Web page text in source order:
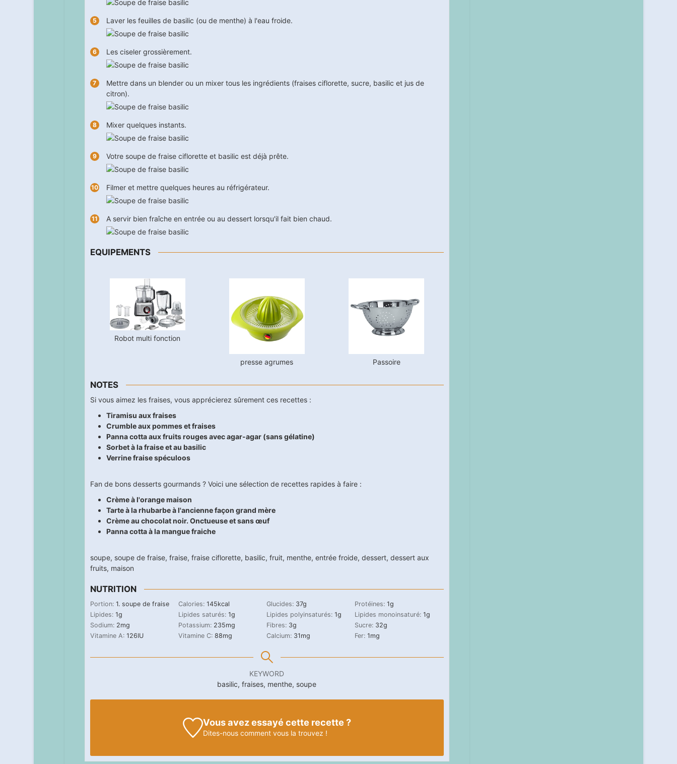
Laver les feuilles de basilic (ou de menthe) à l'eau froide.
Les ciseler grossièrement.
Mettre dans un blender ou un mixer tous les ingrédients (fraises ciflorette, sucre, basilic et jus de
citron).
Mixer quelques instants.
Votre soupe de fraise ciflorette et basilic est déjà prête.
Filmer et mettre quelques heures au réfrigérateur.
A servir bien fraîche en entrée ou au dessert lorsqu'il fait bien chaud.
EQUIPEMENTS
Robot multi fonction
presse agrumes Passoire
NOTES
Si vous aimez les fraises, vous apprécierez sûrement ces recettes :
Tiramisu aux fraises
Crumble aux pommes et fraises
Panna cotta aux fruits rouges avec agar-agar (sans gélatine)
Sorbet à la fraise et au basilic
Verrine fraise spéculoos
Fan de bons desserts gourmands ? Voici une sélection de recettes rapides à faire :
Crème à l'orange maison
Tarte à la rhubarbe à l'ancienne façon grand mère
Crème au chocolat noir. Onctueuse et sans œuf
Panna cotta à la mangue fraiche
soupe, soupe de fraise, fraise, fraise ciflorette, basilic, fruit, menthe, entrée froide, dessert, dessert aux
fruits, maison
NUTRITION
Portion: 1. soupe de fraise Calories: 145kcal Glucides: 37g Protéines: 1g
Lipides: 1g Lipides saturés: 1g Lipides polyinsaturés: 1g Lipides monoinsaturé: 1g
Sodium: 2mg Potassium: 235mg Fibres: 3g Sucre: 32g
Vitamine A: 126IU Vitamine C: 88mg Calcium: 31mg Fer: 1mg
KEYWORD
basilic, fraises, menthe, soupe
Vous avez essayé cette recette ?
Dites-nouscomment vous la trouvez !